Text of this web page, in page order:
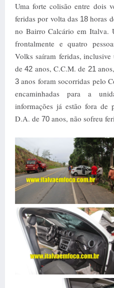
Uma forte colisão entre dois
feridas por volta das 18 horas
no Bairro Calcário em Italva.
frontalmente e quatro
Volks saíram feridas,
de42 anos, C.C.M. de 21
3 anos foram socorridas pelo
encaminhadas para a
informações já estão fora
D.A. de 70 anos, não sofreu